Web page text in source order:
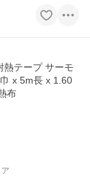
熱テープ サーモ
x 5m長 x 1.60
布